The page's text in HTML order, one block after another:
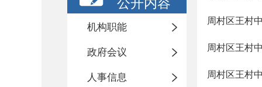
公开内容
机构职能
政府会议
人事信息
周村区王村
周村区王村
周村区王村